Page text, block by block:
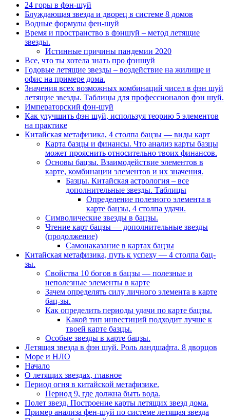
24 горы в фэн-шуй
Блуждающая звезда и дворец в системе 8 домов
Водные формулы фен-шуй
Время и пространство в фэншуй – метод летящие
звезды.
Истинные причины пандемии 2020
Все, что ты хотела знать про фэншуй
Годовые летящие звезды – воздействие на жилище и
офис на примере дома.
Значения всех возможных комбинаций чисел в фэн шуй
летящие звезды. Таблицы для профессионалов фэн шуй.
Императорский фэн-шуй
Как улучшить фэн шуй, используя теорию 5 элементов
на практике
Китайская метафизика, 4 столпа бацзы — виды карт
Карта базцы и финансы. Что анализ карты базцы
может прояснить относительно твоих финансов.
Основы бацзы. Взаимодействие элементов в
карте, комбинации элементов и их значения.
Базцы. Китайская астрология – все
дополнительные звезды. Таблицы
Определение полезного элемента в
карте бацзы, 4 столпа удачи.
Символические звезды в бацзы.
Чтение карт бацзы — дополнительные звезды
(продолжение)
Самонаказание в картах бацзы
Китайская метафизика, путь к успеху — 4 столпа бац-
зы.
Свойства 10 богов в бацзы — полезные и
неполезные элементы в карте
Зачем определять силу личного элемента в карте
бац-зы.
Как определить периоды удачи по карте бацзы.
Какой тип инвестиций подходит лучше к
твоей карте базцы.
Особые звезды в карте бацзы.
Летящая звезда в фэн шуй. Роль ландшафта. 8 дворцов
Море и НЛО
Начало
О летящих звездах, главное
Период огня в китайской метафизике.
Период 9, где должна быть вода.
Полет звезд. Построение карты летящих звезд дома.
Пример анализа фен-шуй по системе летящая звезда